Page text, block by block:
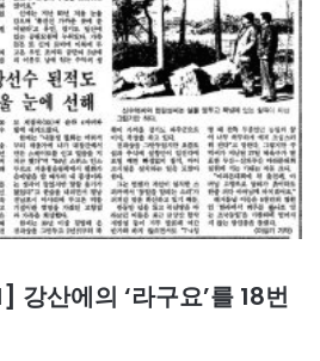
강산에의 ‘라구요’를 18번